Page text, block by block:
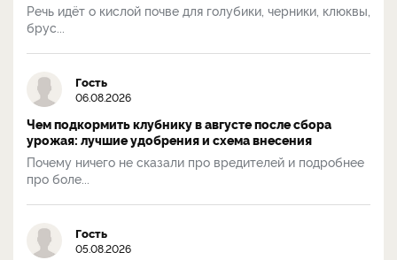
Речь идёт о кислой почве для голубики, черники, клюквы,
брус...
Гость
06.08.2026
Чем подкормить клубнику в августе после сбора
урожая: лучшие удобрения и схема внесения
Почему ничего не сказали про вредителей и подробнее
про боле...
Гость
05.08.2026